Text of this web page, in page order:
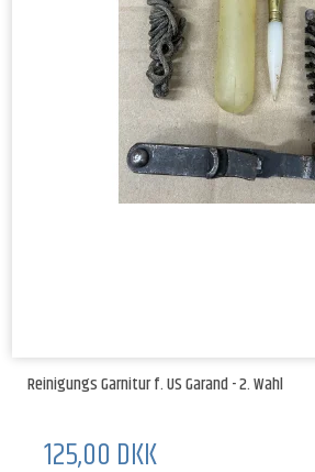
Reinigungs Garnitur f. US Garand - 2. Wahl
125,00 DKK